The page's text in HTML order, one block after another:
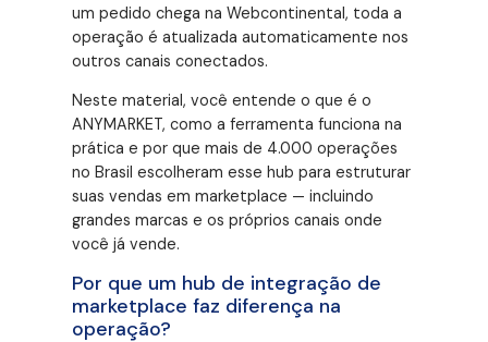
um pedido chega na Webcontinental, toda a
operação é atualizada automaticamente nos
outros canais conectados.
Neste material, você entende o que é o
ANYMARKET, como a ferramenta funciona na
prática e por que mais de 4.000 operações
no Brasil escolheram esse hub para estruturar
suas vendas em marketplace — incluindo
grandes marcas e os próprios canais onde
você já vende.
Por que um hub de integração de
marketplace faz diferença na
operação?